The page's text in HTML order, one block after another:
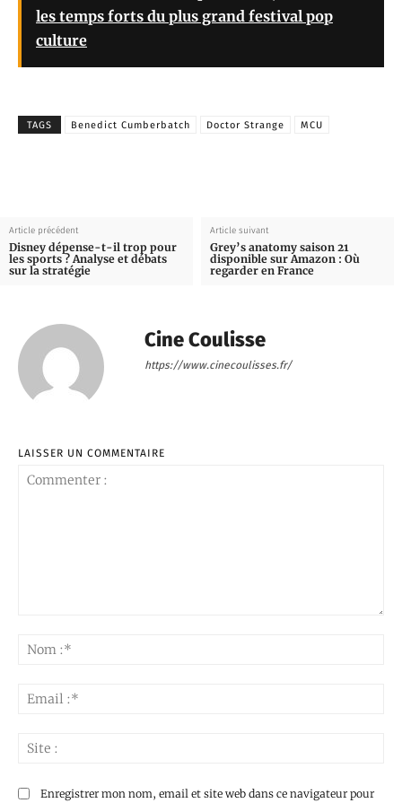
les temps forts du plus grand festival pop
culture
TAGS Benedict Cumberbatch Doctor Strange MCU
Article précédent
Disney dépense-t-il trop pour
les sports ? Analyse et débats
sur la stratégie
Article suivant
Grey’s anatomy saison 21
disponible sur Amazon : Où
regarder en France
Cine Coulisse
https://www.cinecoulisses.fr/
LAISSER UN COMMENTAIRE
Enregistrer mon nom, email et site web dans ce navigateur pour